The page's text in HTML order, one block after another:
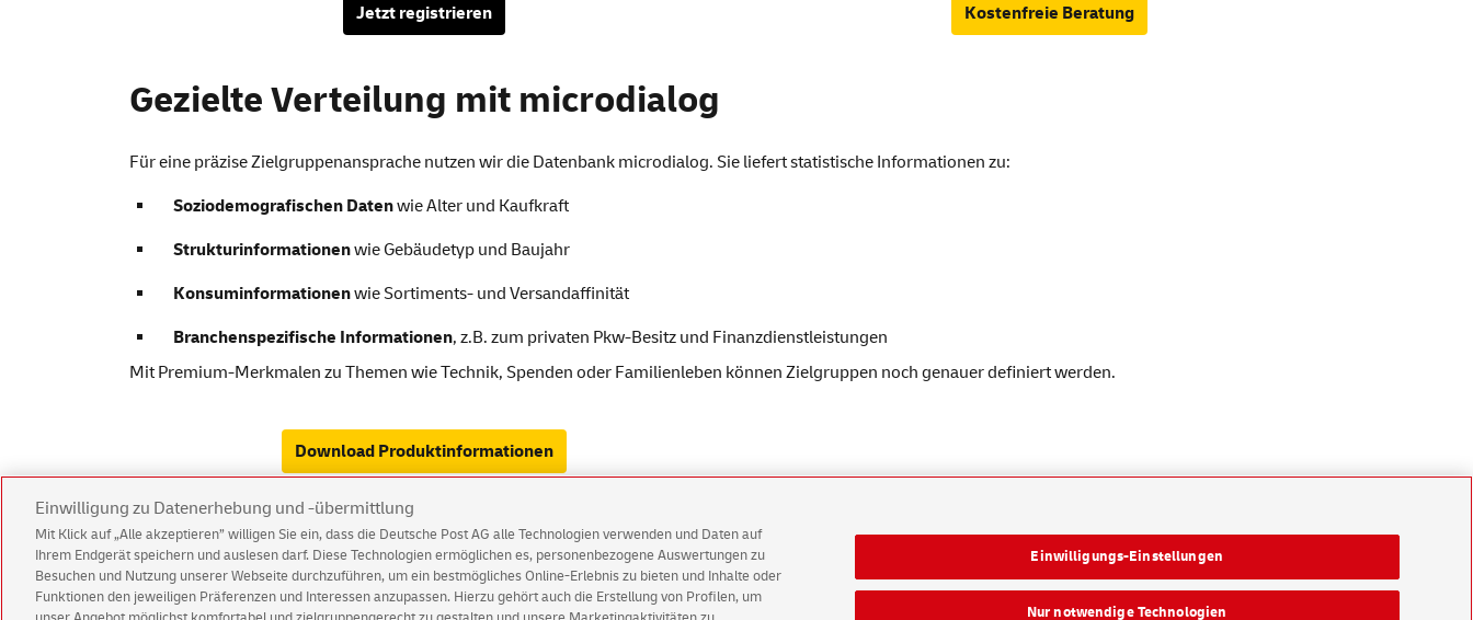
Jetzt registrieren Kostenfreie Beratung
Gezielte Verteilung mit microdialog
Für eine präzise Zielgruppenansprache nutzen wir die Datenbank microdialog. Sie liefert statistische Informationen zu:
Soziodemografischen Datenwie Alter und Kaufkraft
Strukturinformationenwie Gebäudetyp und Baujahr
Konsuminformationenwie Sortiments- und Versandaffinität
Branchenspezifische Informationen, z.B. zum privaten Pkw-Besitz und Finanzdienstleistungen
Mit Premium-Merkmalen zu Themen wie Technik, Spenden oder Familienleben können Zielgruppen noch genauer definiert werden.
Download Produktinformationen
Deutsche Post Direkt Impressum Deutsche Post Direkt Datenschutz English Version
Einwilligung zu Datenerhebung und -übermittlung
Mit Klick auf „Alle akzeptieren” willigen Sie ein, dass die Deutsche Post AG alle Technologien verwenden und Daten auf
Ihrem Endgerät speichern und auslesen darf. Diese Technologien ermöglichen es, personenbezogene Auswertungen zu
Besuchen und Nutzung unserer Webseite durchzuführen, um ein bestmögliches Online-Erlebnis zu bieten und Inhalte oder
Funktionen den jeweiligen Präferenzen und Interessen anzupassen. Hierzu gehört auch die Erstellung von Profilen, um
Einwilligungs-Einstellungen
Nur notwendige Technologien